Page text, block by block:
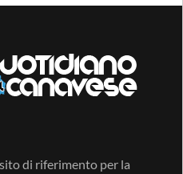
di riferimento per la